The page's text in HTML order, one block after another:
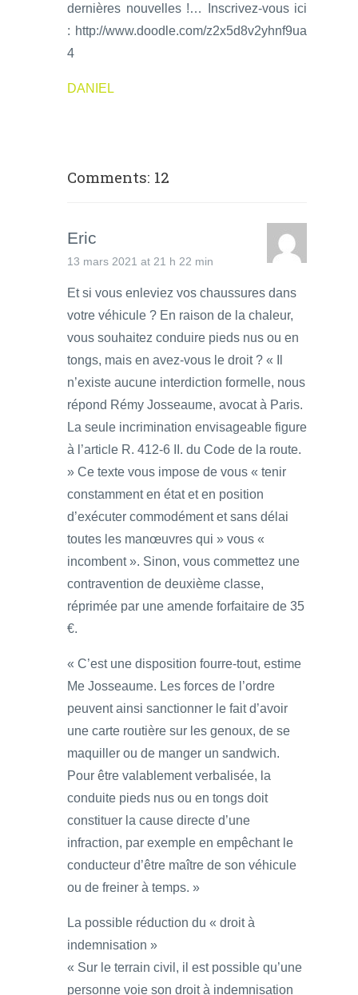
dernières nouvelles !… Inscrivez-vous ici
: http://www.doodle.com/z2x5d8v2yhnf9ua
4
DANIEL
Comments: 12
Eric
13 mars 2021 at 21 h 22 min
Et si vous enleviez vos chaussures dans
votre véhicule ? En raison de la chaleur,
vous souhaitez conduire pieds nus ou en
tongs, mais en avez-vous le droit ? « Il
n’existe aucune interdiction formelle, nous
répond Rémy Josseaume, avocat à Paris.
La seule incrimination envisageable figure
à l’article R. 412-6 II. du Code de la route.
» Ce texte vous impose de vous « tenir
constamment en état et en position
d’exécuter commodément et sans délai
toutes les manœuvres qui » vous «
incombent ». Sinon, vous commettez une
contravention de deuxième classe,
réprimée par une amende forfaitaire de 35
€.
« C’est une disposition fourre-tout, estime
Me Josseaume. Les forces de l’ordre
peuvent ainsi sanctionner le fait d’avoir
une carte routière sur les genoux, de se
maquiller ou de manger un sandwich.
Pour être valablement verbalisée, la
conduite pieds nus ou en tongs doit
constituer la cause directe d’une
infraction, par exemple en empêchant le
conducteur d’être maître de son véhicule
ou de freiner à temps. »
La possible réduction du « droit à
indemnisation »
« Sur le terrain civil, il est possible qu’une
personne voie son droit à indemnisation